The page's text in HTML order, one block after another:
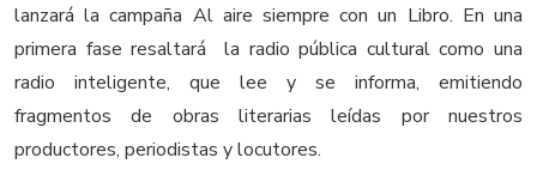
lanzará la campaña Al aire siempre con un Libro. En una
primera fase resaltará la radio pública cultural como una
radio inteligente, que lee y se informa, emitiendo
fragmentos de obras literarias leídas por nuestros
productores, periodistas y locutores.